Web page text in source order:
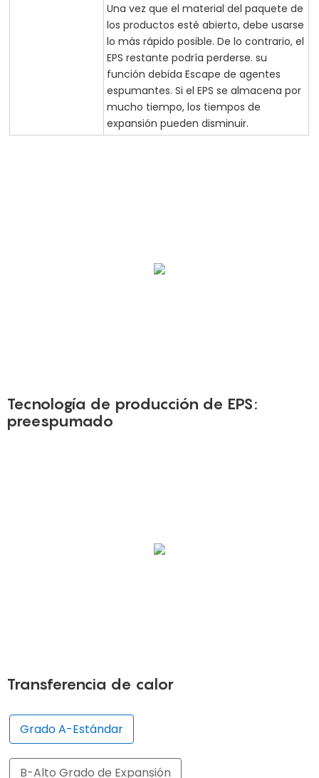
Una vez que el material del paquete de
los productos esté abierto, debe usarse
lo más rápido posible. De lo contrario, el
EPS restante podría perderse. su
función debida Escape de agentes
espumantes. Si el EPS se almacena por
mucho tiempo, los tiempos de
expansión pueden disminuir.
Tecnología de producción de EPS:
preespumado
Transferencia de calor
Grado A-Estándar
B-Alto Grado de Expansión